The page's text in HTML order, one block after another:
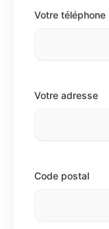
Votre téléphone
Votre adresse
Code postal